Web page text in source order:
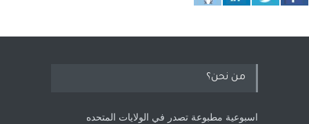
من نحن؟
اسبوعية مطبوعة تصدر في الولايات المتحده